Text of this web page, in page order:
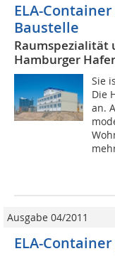
ELA-
Baustelle
Raumspezialität
Hamburger
Sie
Die
an.
Ausgabe 04/2011
ELA-